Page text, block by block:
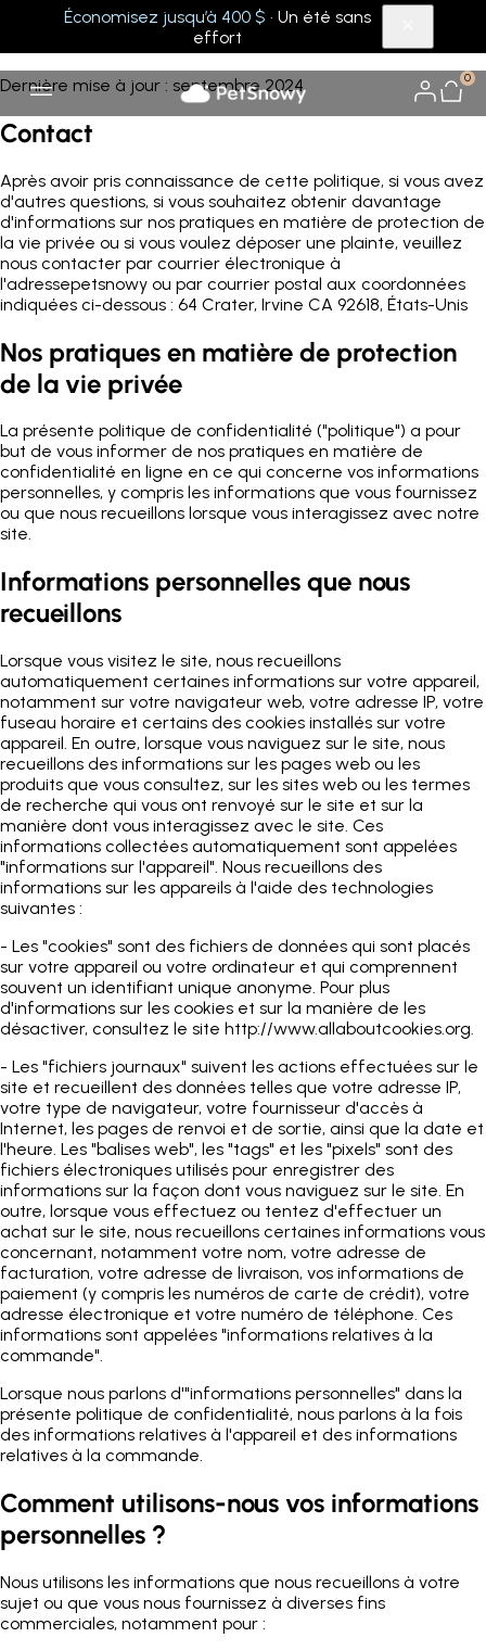
Économisez jusqu’à 400 $ · Un été sans
effort
0
Confidentialité
Dernière mise à jour : septembre 2024
Contact
Après avoir pris connaissance de cette politique, si vous avez
d'autres questions, si vous souhaitez obtenir davantage
d'informations sur nos pratiques en matière de protection de
la vie privée ou si vous voulez déposer une plainte, veuillez
nous contacter par courrier électronique à
l'adressepetsnowy ou par courrier postal aux coordonnées
indiquées ci-dessous : 64 Crater, Irvine CA 92618, États-Unis
Nos pratiques en matière de protection
de la vie privée
La présente politique de confidentialité ("politique") a pour
but de vous informer de nos pratiques en matière de
confidentialité en ligne en ce qui concerne vos informations
personnelles, y compris les informations que vous fournissez
ou que nous recueillons lorsque vous interagissez avec notre
site.
Informations personnelles que nous
recueillons
Lorsque vous visitez le site, nous recueillons
automatiquement certaines informations sur votre appareil,
notamment sur votre navigateur web, votre adresse IP, votre
fuseau horaire et certains des cookies installés sur votre
appareil. En outre, lorsque vous naviguez sur le site, nous
recueillons des informations sur les pages web ou les
produits que vous consultez, sur les sites web ou les termes
de recherche qui vous ont renvoyé sur le site et sur la
manière dont vous interagissez avec le site. Ces
informations collectées automatiquement sont appelées
"informations sur l'appareil". Nous recueillons des
informations sur les appareils à l'aide des technologies
suivantes :
- Les "cookies" sont des fichiers de données qui sont placés
sur votre appareil ou votre ordinateur et qui comprennent
souvent un identifiant unique anonyme. Pour plus
d'informations sur les cookies et sur la manière de les
désactiver, consultez le site http://www.allaboutcookies.org.
- Les "fichiers journaux" suivent les actions effectuées sur le
site et recueillent des données telles que votre adresse IP,
votre type de navigateur, votre fournisseur d'accès à
Internet, les pages de renvoi et de sortie, ainsi que la date et
l'heure. Les "balises web", les "tags" et les "pixels" sont des
fichiers électroniques utilisés pour enregistrer des
informations sur la façon dont vous naviguez sur le site. En
outre, lorsque vous effectuez ou tentez d'effectuer un
achat sur le site, nous recueillons certaines informations vous
concernant, notamment votre nom, votre adresse de
facturation, votre adresse de livraison, vos informations de
paiement (y compris les numéros de carte de crédit), votre
adresse électronique et votre numéro de téléphone. Ces
informations sont appelées "informations relatives à la
commande".
Lorsque nous parlons d'"informations personnelles" dans la
présente politique de confidentialité, nous parlons à la fois
des informations relatives à l'appareil et des informations
relatives à la commande.
Comment utilisons-nous vos informations
personnelles ?
Nous utilisons les informations que nous recueillons à votre
sujet ou que vous nous fournissez à diverses fins
commerciales, notamment pour :